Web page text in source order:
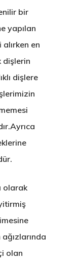
bir
yapılan
en
dişlerin
dişlere
olarak
olan